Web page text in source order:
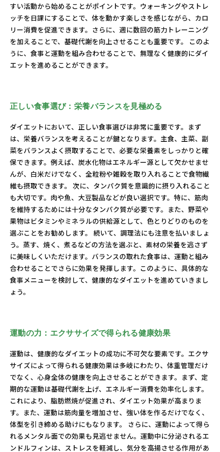
すい活動から始めることがポイントです。ウォーキングやストレ
ッチを日課にすることで、体を動かす楽しさを感じながら、カロ
リー消費を促進できます。さらに、週に数回の筋力トレーニング
を加えることで、基礎代謝を向上させることも重要です。 このよ
うに、食事と運動を組み合わせることで、無理なく健康的にダイ
エットを進めることができます。
正しい食事選び：栄養バランスを見極める
ダイエットにおいて、正しい食事選びは非常に重要です。まず
は、栄養バランスを考えることが鍵となります。主食、主菜、副
菜をバランスよく摂取することで、必要な栄養素をしっかりと確
保できます。例えば、炭水化物はエネルギー源として欠かせませ
んが、白米だけでなく、全粒粉や雑穀を取り入れることで食物繊
維も摂取できます。 次に、タンパク質を意識的に摂り入れること
も大切です。肉や魚、大豆製品などが良い選択です。特に、筋肉
を維持するためには十分なタンパク質が必要です。また、野菜や
果物はビタミンやミネラルの供給源として、色とりどりのものを
選ぶことをお勧めします。 続いて、調理法にも注意を払いましょ
う。蒸す、焼く、煮るなどの方法を選ぶと、素材の栄養を逃さず
に美味しくいただけます。バランスの取れた食事は、運動と組み
合わせることでさらに効果を発揮します。このように、具体的な
食事メニューを検討して、健康的なダイエットを進めていきまし
ょう。
運動の力：エクササイズで得られる健康効果
運動は、健康的なダイエットの成功に不可欠な要素です。エクサ
サイズによって得られる健康効果は多岐にわたり、体重管理だけ
でなく、心身全体の健康を向上させることができます。まず、定
期的な運動は基礎代謝を上げ、エネルギー消費を効率化します。
これにより、脂肪燃焼が促進され、ダイエット効果が高まりま
す。また、運動は筋肉量を増加させ、強い体を作るだけでなく、
体型を引き締める助けにもなります。 さらに、運動によって得ら
れるメンタル面での効果も見逃せません。運動中に分泌されるエ
ンドルフィンは、ストレスを軽減し、気分を高揚させる作用があ